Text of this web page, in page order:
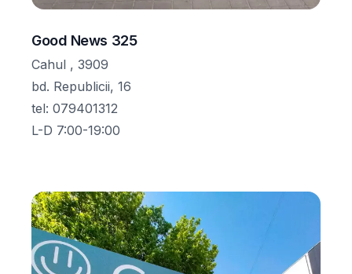
Good News 325
Cahul , 3909
bd. Republicii, 16
tel: 079401312
L-D 7:00-19:00